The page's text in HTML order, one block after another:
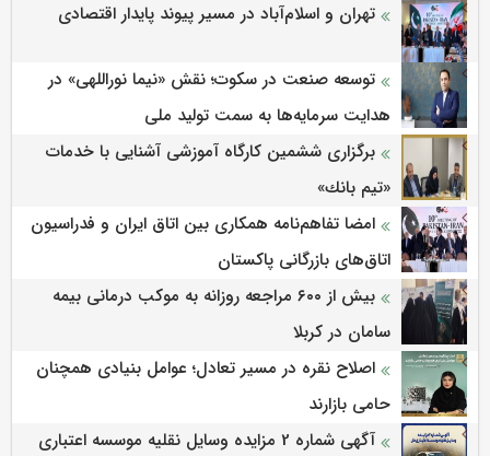
تهران و اسلام‌آباد در مسیر پیوند پایدار اقتصادی
توسعه صنعت در سکوت؛ نقش «نیما نوراللهی» در
هدایت سرمایه‌ها به سمت تولید ملی
برگزاری ششمین كارگاه آموزشی آشنایی با خدمات
«تیم بانك»
امضا تفاهم‌نامه همکاری بین اتاق ایران و فدراسیون
اتاق‌های بازرگانی پاکستان
بیش از ۶۰۰ مراجعه روزانه به موکب درمانی بیمه
سامان در کربلا
اصلاح نقره در مسیر تعادل؛ عوامل بنیادی همچنان
حامی بازارند
آگهی شماره 2 مزایده وسایل نقلیه موسسه اعتباری